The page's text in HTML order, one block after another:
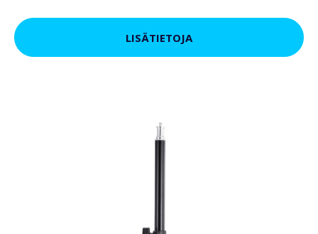
LISÄTIETOJA